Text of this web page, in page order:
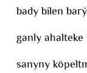
bady bilen
ganly
sanyny